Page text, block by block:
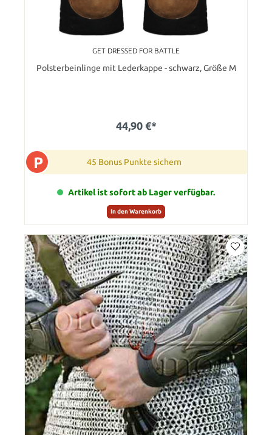
GET DRESSED FOR BATTLE
Polsterbeinlinge mit Lederkappe - schwarz, Größe M
44,90 €*
P 45 Bonus Punkte sichern
Artikel ist sofort ab Lager verfügbar.
In den Warenkorb